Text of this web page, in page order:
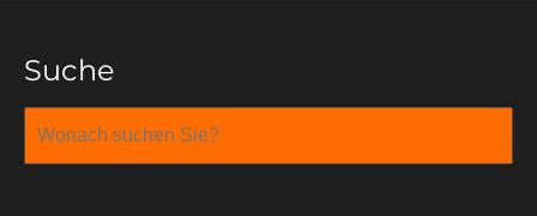
Suche